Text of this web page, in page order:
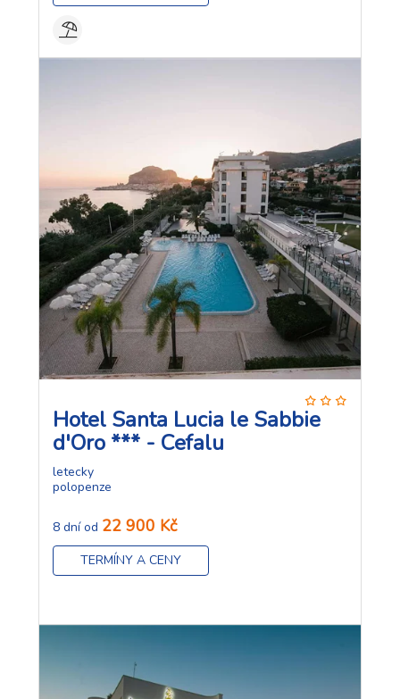
Hotel Santa Lucia le Sabbie
d'Oro *** - Cefalu
letecky
polopenze
8 dní od 22 900 Kč
TERMÍNY A CENY